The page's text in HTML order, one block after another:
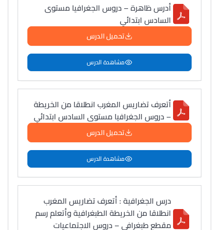
Lycée Maroc
التعليم الثانوي التأهيلي
أدرس ظاهرة – دروس الجغرافيا مستوى
السادس ابتدائي
تحميل الدرس
مشاهدة الدرس
أتعرف تضاريس المغرب انطلاقا من الخريطة
– دروس الجغرافيا مستوى السادس ابتدائي
تحميل الدرس
مشاهدة الدرس
درس الجغرافية : أتعرف تضاريس المغرب
انطلاقا من الخريطة الطبغرافية وأتعلم رسم
مقطع طبغرافي – دروس الاجتماعيات